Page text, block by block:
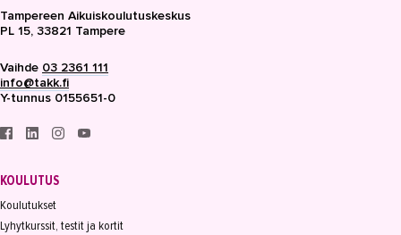
Tampereen Aikuiskoulutuskeskus
PL 15, 33821 Tampere
Vaihde 03 2361 111
info@takk.fi
Y-tunnus 0155651-0
KOULUTUS
Koulutukset
Lyhytkurssit, testit ja kortit